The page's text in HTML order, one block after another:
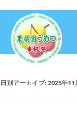
日別アーカイブ: 2025年11